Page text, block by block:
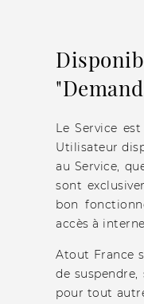
Le Service
Utilisateur
au Service,
sont
bon
accès à
Atout France
de
pour tout